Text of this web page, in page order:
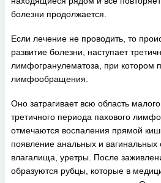
болезни продолжается.
Если лечение не проводить, то
развитие болезни, наступает
лимфогранулематоза, при котором
лимфообращения.
Оно затрагивает всю область
третичного периода пахового
отмечаются воспаления прямой
появление анальных и
влагалища, уретры. После
образуются рубцы, которые в